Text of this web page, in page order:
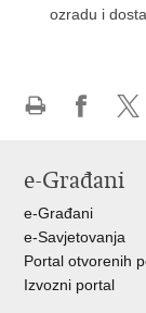
ozradu i
Facebooku
X-
e-Građani
e-Građani
e-Savjetovanja
Portal otvorenih
Izvozni portal